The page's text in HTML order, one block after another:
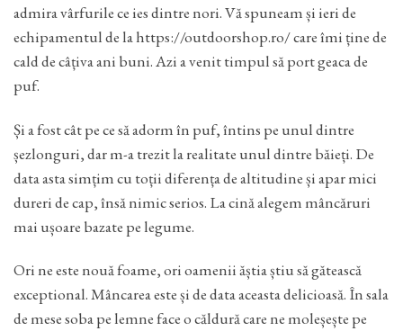
admira vârfurile ce ies dintre nori. Vă spuneam și ieri de
echipamentul de la https://outdoorshop.ro/ care îmi ține de
cald de câțiva ani buni. Azi a venit timpul să port geaca de
puf.
Și a fost cât pe ce să adorm în puf, întins pe unul dintre
șezlonguri, dar m-a trezit la realitate unul dintre băieți. De
data asta simțim cu toții diferența de altitudine și apar mici
dureri de cap, însă nimic serios. La cină alegem mâncăruri
mai ușoare bazate pe legume.
Ori ne este nouă foame, ori oamenii ăștia știu să gătească
exceptional. Mâncarea este și de data aceasta delicioasă. În sala
de mese soba pe lemne face o căldură care ne moleșește pe